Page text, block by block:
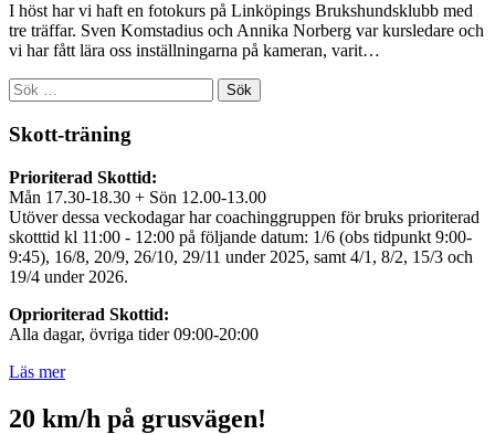
I höst har vi haft en fotokurs på Linköpings Brukshundsklubb med
tre träffar. Sven Komstadius och Annika Norberg var kursledare och
vi har fått lära oss inställningarna på kameran, varit…
Sök
efter:
Skott-träning
Prioriterad Skottid:
Mån 17.30-18.30 + Sön 12.00-13.00
Utöver dessa veckodagar har coachinggruppen för bruks prioriterad
skotttid kl 11:00 - 12:00 på följande datum: 1/6 (obs tidpunkt 9:00-
9:45), 16/8, 20/9, 26/10, 29/11 under 2025, samt 4/1, 8/2, 15/3 och
19/4 under 2026.
Oprioriterad Skottid:
Alla dagar, övriga tider 09:00-20:00
Läs mer
20 km/h på grusvägen!